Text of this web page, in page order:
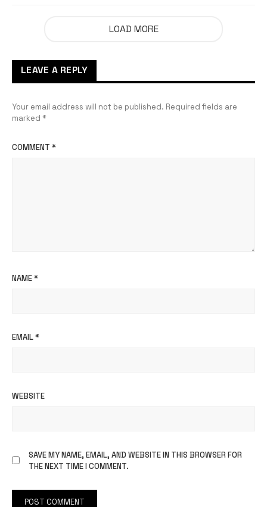
LOAD MORE
LEAVE A REPLY
Your email address will not be published. Required fields are
marked *
COMMENT *
NAME*
EMAIL*
WEBSITE
SAVE MY NAME, EMAIL, AND WEBSITE IN THIS BROWSER FOR
THE NEXT TIME I COMMENT.